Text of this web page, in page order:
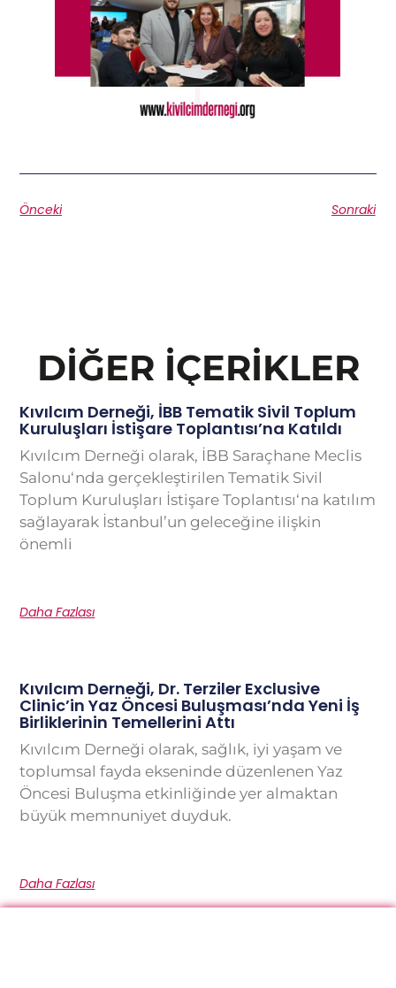
Önceki Sonraki
DIĞER İÇERIKLER
Kıvılcım Derneği, İBB Tematik Sivil Toplum
Kuruluşları İstişare Toplantısı’na Katıldı
Kıvılcım Derneği olarak, İBB Saraçhane Meclis
Salonu‘nda gerçekleştirilen Tematik Sivil
Toplum Kuruluşları İstişare Toplantısı‘na katılım
sağlayarak İstanbul’un geleceğine ilişkin
önemli
Daha Fazlası
Kıvılcım Derneği, Dr. Terziler Exclusive
Clinic’in Yaz Öncesi Buluşması’nda Yeni İş
Birliklerinin Temellerini Attı
Kıvılcım Derneği olarak, sağlık, iyi yaşam ve
toplumsal fayda ekseninde düzenlenen Yaz
Öncesi Buluşma etkinliğinde yer almaktan
büyük memnuniyet duyduk.
Daha Fazlası